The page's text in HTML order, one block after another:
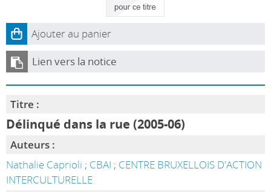
Ajouter au panier
Lien vers la notice
Titre :
Délinqué dans la rue (2005-06)
Auteurs :
Nathalie Caprioli ; CBAI ; CENTRE BRUXELLOIS D'ACTION
INTERCULTURELLE